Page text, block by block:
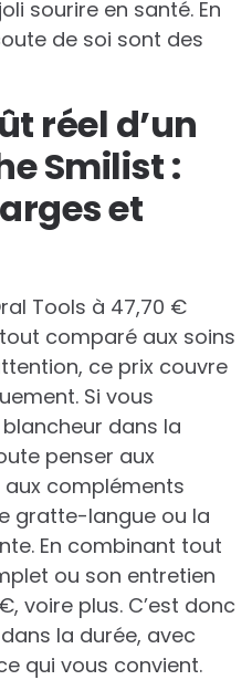
sourire en santé. En
de soi sont des
réel d’un
Smilist :
et
Tools à 47,70 €
comparé aux soins
ce prix couvre
Si vous
dans la
penser aux
compléments
gratte-langue ou la
En combinant tout
ou son entretien
voire plus. C’est donc
la durée, avec
qui vous convient.